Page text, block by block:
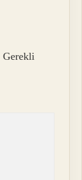
Gerekli